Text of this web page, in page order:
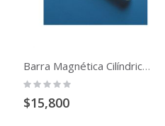
Barra Magnética Cilíndrica Ptfe
Rating:
$15,800